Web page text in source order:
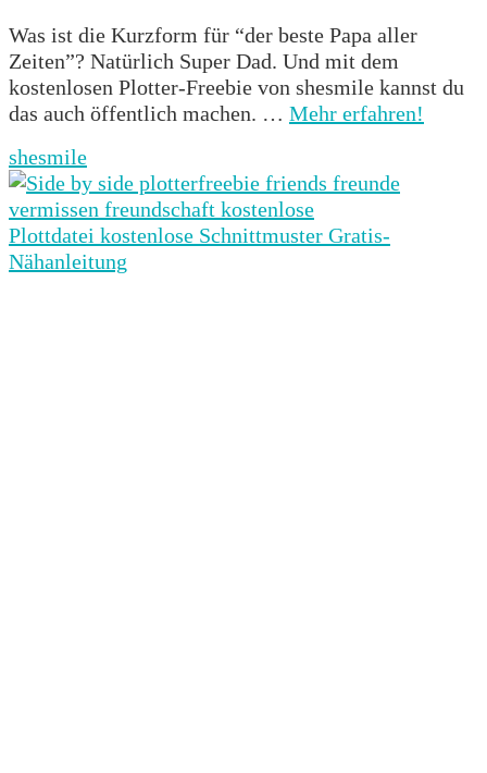
Was ist die Kurzform für “der beste Papa aller
Zeiten”? Natürlich Super Dad. Und mit dem
kostenlosen Plotter-Freebie von shesmile kannst du
das auch öffentlich machen. … Mehr erfahren!
shesmile